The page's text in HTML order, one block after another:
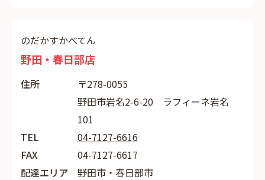
のだかすかべてん
野田・春日部店
住所
〒278-0055
野田市岩名2-6-20 ラフィーネ岩名
101
TEL
04-7127-6616
FAX
04-7127-6617
配達エリア
野田市・春日部市